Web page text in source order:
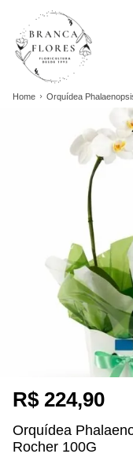
Home Orquídea
R$ 224,90
Orquídea
Rocher 100G